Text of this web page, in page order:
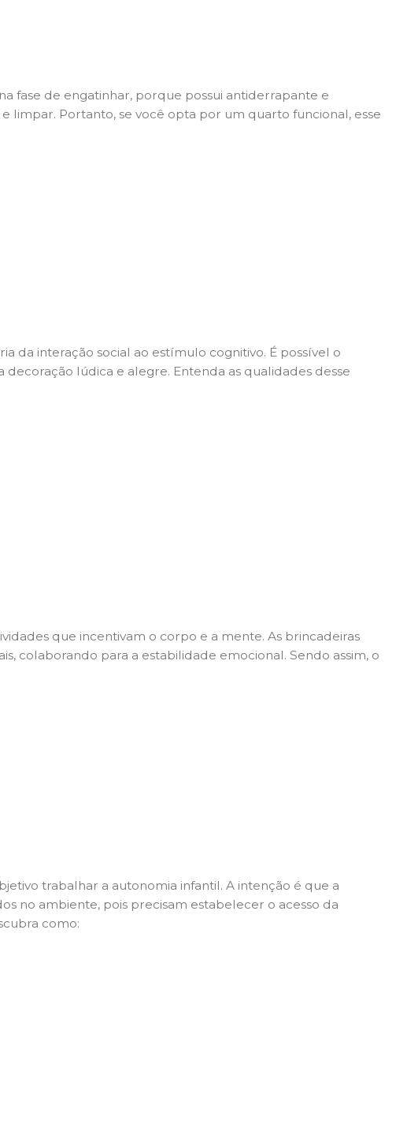
fase de engatinhar, porque possui antiderrapante e
limpar. Portanto, se você opta por um quarto funcional, esse
da interação social ao estímulo cognitivo. É possível o
lúdica e alegre. Entenda as qualidades desse
que incentivam o corpo e a mente. As brincadeiras
colaborando para a estabilidade emocional. Sendo assim, o
trabalhar a autonomia infantil. A intenção é que a
no ambiente, pois precisam estabelecer o acesso da
como: